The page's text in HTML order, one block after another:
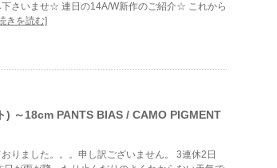
さいませ☆ 連日の14A/W新作のご紹介☆ これから
きを読む]
～18cm PANTS BIAS / CAMO PIGMENT
りました。。。申し訳ございません。 3連休2日